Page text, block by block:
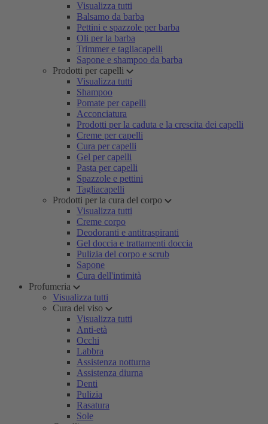
Visualizza tutti
Balsamo da barba
Pettini e spazzole per barba
Oli per la barba
Trimmer e tagliacapelli
Sapone e shampoo da barba
Prodotti per capelli
Visualizza tutti
Shampoo
Pomate per capelli
Acconciatura
Prodotti per la caduta e la crescita dei capelli
Creme per capelli
Cura per capelli
Gel per capelli
Pasta per capelli
Spazzole e pettini
Tagliacapelli
Prodotti per la cura del corpo
Visualizza tutti
Creme corpo
Deodoranti e antitraspiranti
Gel doccia e trattamenti doccia
Pulizia del corpo e scrub
Sapone
Cura dell'intimità
Profumeria
Visualizza tutti
Cura del viso
Visualizza tutti
Anti-età
Occhi
Labbra
Assistenza notturna
Assistenza diurna
Denti
Pulizia
Rasatura
Sole